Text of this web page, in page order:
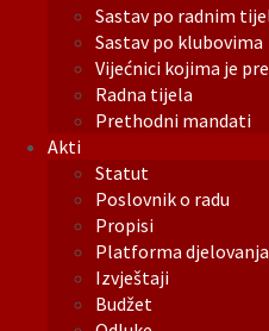
Sastav po radnim
Sastav po klubovima
Vijećnici kojima je
Radna tijela
Prethodni mandati
Akti
Statut
Poslovnik o radu
Propisi
Platforma
Izvještaji
Budžet